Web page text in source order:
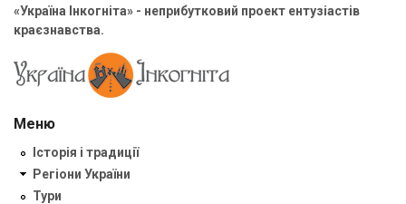
«Україна Інкогніта» - неприбутковий проект ентузіастів
краєзнавства.
Меню
Історія і традиції
Регіони України
Тури